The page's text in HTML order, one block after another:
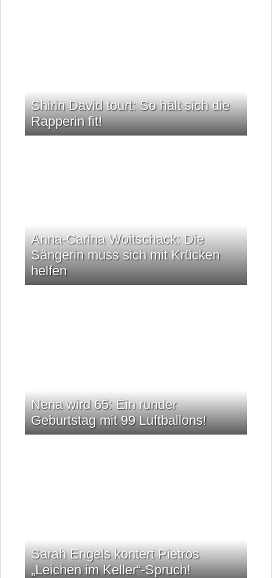
Shirin David tourt: So hält sich die
Rapperin fit!
Anna-Carina Woitschack: Die
Sängerin muss sich mit Krücken
helfen
Nena wird 65: Ein runder
Geburtstag mit 99 Luftballons!
Sarah Engels kontert Pietros
„Leichen im Keller“-Spruch!